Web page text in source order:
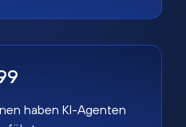
haben KI-Agenten